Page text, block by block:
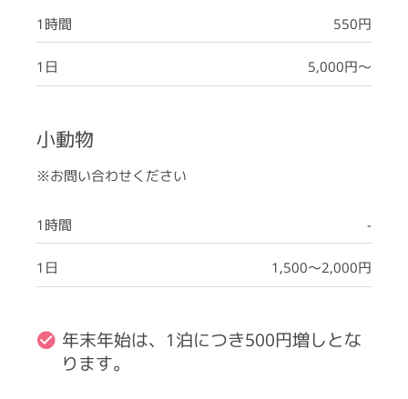
1時間 550円
1日 5,000円～
小動物
※お問い合わせください
1時間 -
1日 1,500～2,000円
年末年始は、1泊につき500円増しとな
ります。